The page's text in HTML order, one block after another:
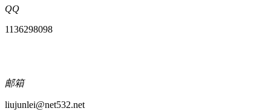
QQ
1136298098
邮箱
liujunlei@net532.net